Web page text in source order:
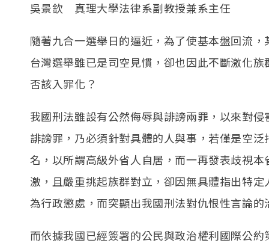
吳景欽 真理大學法律系副教授兼系主任
隨著九合一選舉日的逼近，為了使基本盤回流
台灣選舉雖已是司空見慣，卻也因此不斷激化
否該入罪化？
我國刑法雖設有公然侮辱與誹謗兩罪，以來對
誹謗罪，乃必須針對具體的人與事，若僅是空
名，以所謂高級外省人自居，而一再發表歧視
激，且嚴重挑起族群對立，卻因無具體指出特
為行政懲處，而突顯出我國刑法對仇恨性言論
而依據我國已經簽署的公民與政治權利國際公